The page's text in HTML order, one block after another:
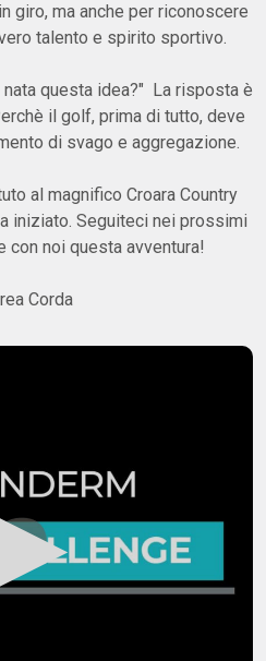
giro, ma anche per riconoscere
talento e spirito sportivo.
questa idea?" La risposta è
il golf, prima di tutto, deve
di svago e aggregazione.
al magnifico Croara Country
iniziato. Seguiteci nei prossimi
con noi questa avventura!
Corda